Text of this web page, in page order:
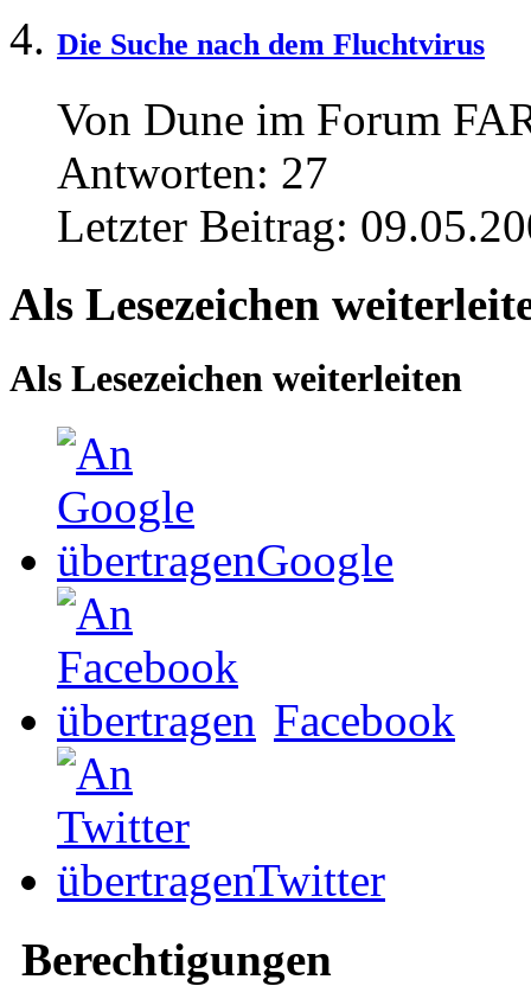
Die Suche nach dem Fluchtvirus
Von Dune im Forum
Antworten: 27
Letzter Beitrag:
Als Lesezeichen
Als Lesezeichen weiterleiten
Google
Facebook
Twitter
Berechtigungen